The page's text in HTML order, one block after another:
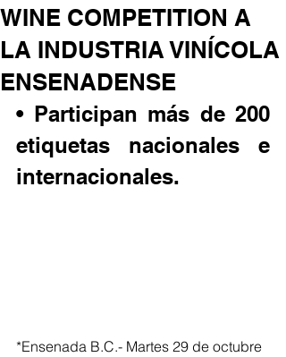
WINE COMPETITION A
LA INDUSTRIA VINÍCOLA
ENSENADENSE
• Participan más de 200
etiquetas nacionales e
internacionales.
*Ensenada B.C.- Martes 29 de octubre